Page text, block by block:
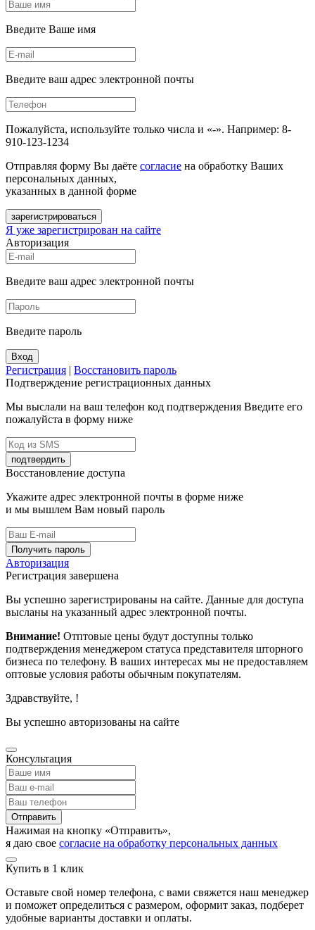
Введите Ваше имя
Введите ваш адрес электронной почты
Пожалуйста, используйте только числа и «-». Например: 8-
910-123-1234
Отправляя форму Вы даёте согласие на обработку Ваших
персональных данных,
указанных в данной форме
зарегистрироваться
Я уже зарегистрирован на сайте
Авторизация
Введите ваш адрес электронной почты
Введите пароль
Вход
Регистрация | Восстановить пароль
Подтверждение регистрационных данных
Мы выслали на ваш телефон код подтверждения Введите его
пожалуйста в форму ниже
подтвердить
Восстановление доступа
Укажите адрес электронной почты в форме ниже
и мы вышлем Вам новый пароль
Получить пароль
Авторизация
Регистрация завершена
Вы успешно зарегистрированы на сайте. Данные для доступа
высланы на указанный адрес электронной почты.
Внимание! Отптовые цены будут доступны только
подтверждения менеджером статуса представителя шторного
бизнеса по телефону. В ваших интересах мы не предоставляем
оптовые условия работы обычным покупателям.
Здравствуйте, !
Вы успешно авторизованы на сайте
Консультация
Отправить
Нажимая на кнопку «Отправить»,
я даю свое согласие на обработку персональных данных
Купить в 1 клик
Оставьте свой номер телефона, с вами свяжется наш менеджер
и поможет определиться с размером, оформит заказ, подберет
удобные варианты доставки и оплаты.